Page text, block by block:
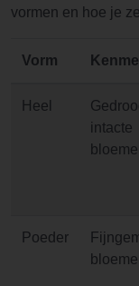
vormen en hoe je
Vorm
Heel
intacte
Poeder